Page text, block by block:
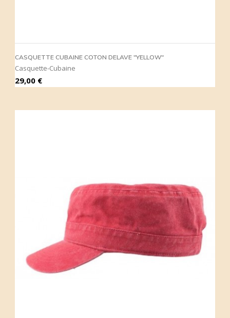
CASQUETTE CUBAINE COTON DELAVE "YELLOW"
Casquette-Cubaine
Prix
29,00 €